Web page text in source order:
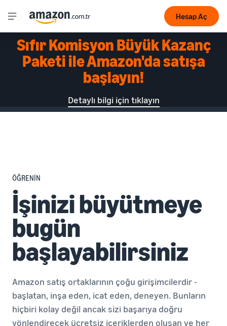
Hesap Aç
Sıfır Komisyon Büyük Kazanç
Paketi ile Amazon'da satışa
başlayın!
Detaylı bilgi için tıklayın
ÖĞRENİN
İşinizi büyütmeye
bugün
başlayabilirsiniz
Amazon satış ortaklarının çoğu girişimcilerdir -
başlatan, inşa eden, icat eden, deneyen. Bunların
hiçbiri kolay değil ancak sizi başarıya doğru
yönlendirecek ücretsiz içeriklerden oluşan ve her